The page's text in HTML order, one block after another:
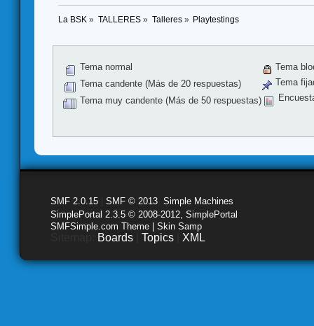
La BSK » TALLERES» Talleres» Playtestings
Tema normal
Tema candente (Más de 20 respuestas)
Tema muy candente (Más de 50 respuestas)
Tema
Tema
SMF 2.0.15 SMF © 2013 Simple Machines
SimplePortal 2.3.5 © 2008-2012, SimplePortal
SMFSimple.com Theme | Skin Samp
Boards Topics XML